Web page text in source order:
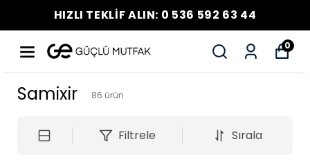
HIZLI TEKLİF ALIN: 0 536 592 63 44
0
Samixir 86 ürün
Filtrele Sırala